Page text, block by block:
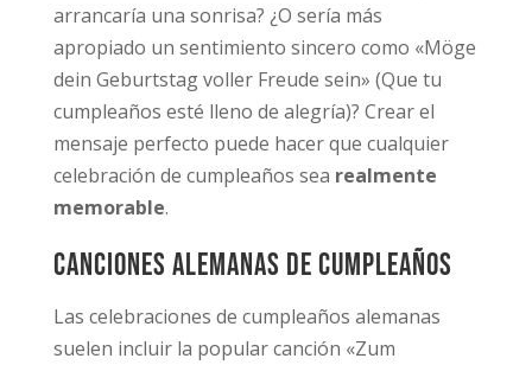
arrancaría una sonrisa? ¿O sería más
apropiado un sentimiento sincero como «Möge
dein Geburtstag voller Freude sein» (Que tu
cumpleaños esté lleno de alegría)? Crear el
mensaje perfecto puede hacer que cualquier
celebración de cumpleaños sea realmente
memorable.
Canciones alemanas de cumpleaños
Las celebraciones de cumpleaños alemanas
suelen incluir la popular canción «Zum